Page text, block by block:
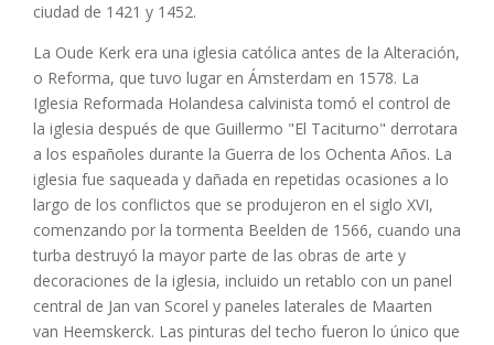
ciudad de 1421 y 1452.
La Oude Kerk era una iglesia católica antes de la Alteración,
o Reforma, que tuvo lugar en Ámsterdam en 1578. La
Iglesia Reformada Holandesa calvinista tomó el control de
la iglesia después de que Guillermo "El Taciturno" derrotara
a los españoles durante la Guerra de los Ochenta Años. La
iglesia fue saqueada y dañada en repetidas ocasiones a lo
largo de los conflictos que se produjeron en el siglo XVI,
comenzando por la tormenta Beelden de 1566, cuando una
turba destruyó la mayor parte de las obras de arte y
decoraciones de la iglesia, incluido un retablo con un panel
central de Jan van Scorel y paneles laterales de Maarten
van Heemskerck. Las pinturas del techo fueron lo único que